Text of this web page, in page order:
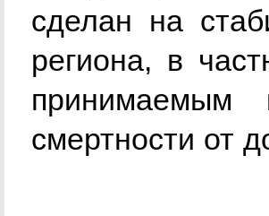
сделан на
региона, в
принимаемым
смертности от